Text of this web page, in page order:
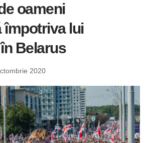
oameni
împotriva lui
Belarus
2020